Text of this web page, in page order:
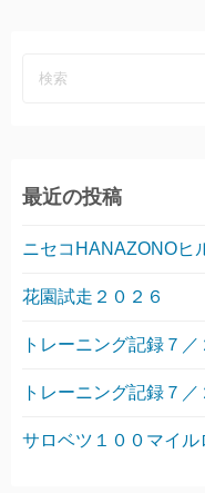
ナ
ゲ
ー
シ
ョ
ン
最近の投稿
ニセコHANAZONOヒ
花園試走２０２６
トレーニング記録７
トレーニング記録７
サロベツ１００マイル